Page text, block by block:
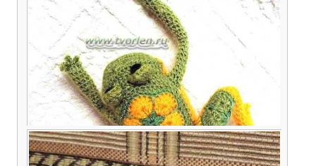
Курочка крючком из треугольных мотивов —
вяжем сувенир к Пасхе